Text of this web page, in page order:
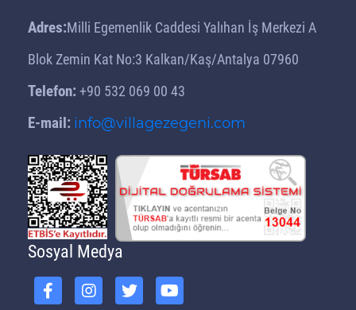
Adres:Milli Egemenlik Caddesi Yalıhan İş Merkezi A
Blok Zemin Kat No:3 Kalkan/Kaş/Antalya 07960
Telefon: +90 532 069 00 43
E-mail: info@villagezegeni.com
Sosyal Medya